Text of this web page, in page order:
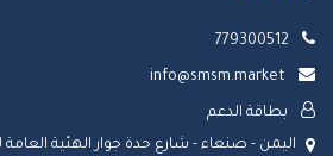
779300512
info@smsm.market
بطاقة الدعم
اليمن - صنعاء - شارع حدة جوار الهئية العامة